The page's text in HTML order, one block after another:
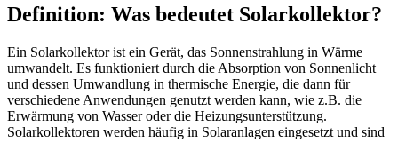
Definition: Was bedeutet Solarkollektor?
Ein Solarkollektor ist ein Gerät, das Sonnenstrahlung in Wärme
umwandelt. Es funktioniert durch die Absorption von Sonnenlicht
und dessen Umwandlung in thermische Energie, die dann für
verschiedene Anwendungen genutzt werden kann, wie z.B. die
Erwärmung von Wasser oder die Heizungsunterstützung.
Solarkollektoren werden häufig in Solaranlagen eingesetzt und sind